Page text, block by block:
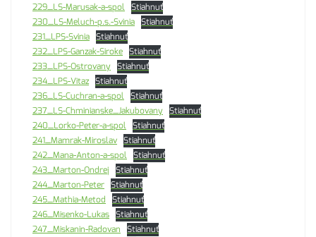
229_LS-Marusak-a-spol Stiahnuť
230_LS-Meluch-p.s.-Svinia Stiahnuť
231_LPS-Svinia Stiahnuť
232_LPS-Ganzak-Siroke Stiahnuť
233_LPS-Ostrovany Stiahnuť
234_LPS-Vitaz Stiahnuť
236_LS-Cuchran-a-spol Stiahnuť
237_LS-Chminianske_Jakubovany Stiahnuť
240_Lorko-Peter-a-spol Stiahnuť
241_Mamrak-Miroslav Stiahnuť
242_Mana-Anton-a-spol Stiahnuť
243_Marton-Ondrej Stiahnuť
244_Marton-Peter Stiahnuť
245_Mathia-Metod Stiahnuť
246_Misenko-Lukas Stiahnuť
247_Miskanin-Radovan Stiahnuť